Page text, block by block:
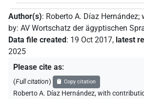
Author(s): Roberto A. Díaz Hernández;
by: AV Wortschatz der ägyptischen
Data file created: 19 Oct 2017, latest
2025
Please cite as:
(Full citation) Copy citation
Roberto A. Díaz Hernández,with